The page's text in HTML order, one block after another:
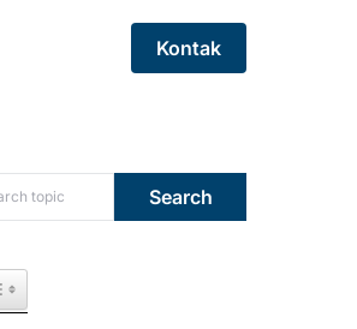
Kontak
Search
Toggle Table of Content